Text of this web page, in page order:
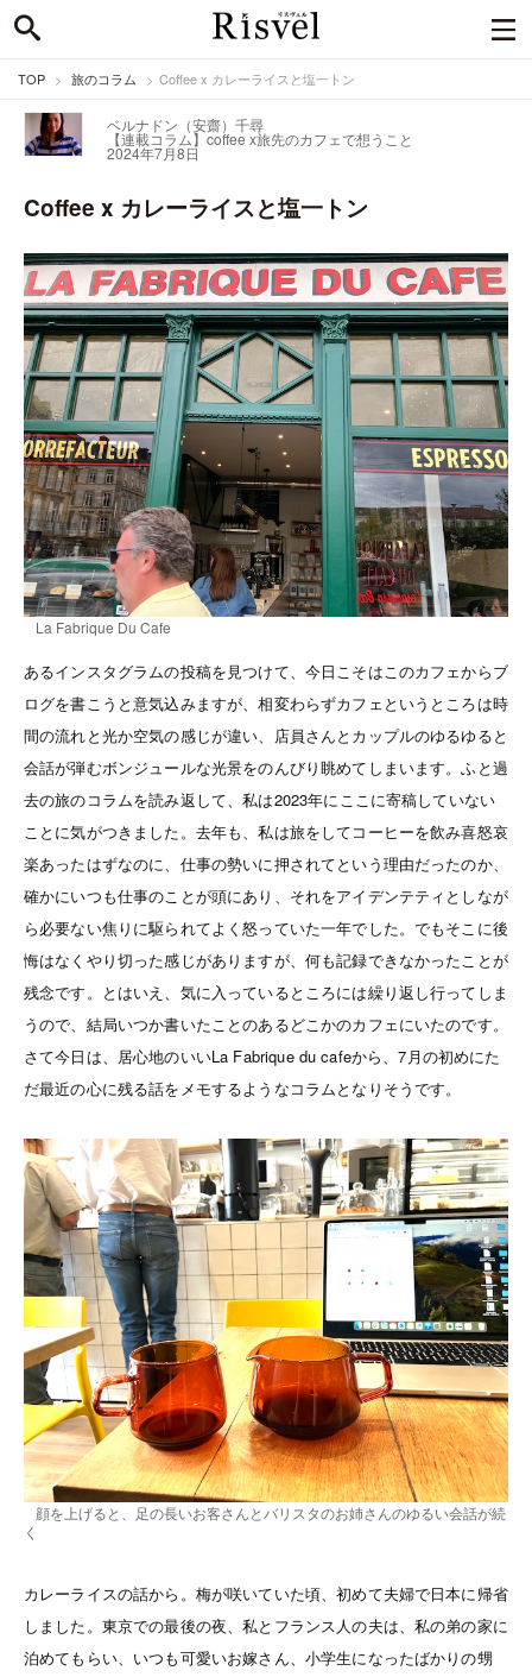
TOP 旅のコラム Coffee x カレーライスと塩一トン
ベルナドン（安齋）千尋
【連載コラム】coffee x旅先のカフェで想うこと
2024年7月8日
Coffee x カレーライスと塩一トン
La Fabrique Du Cafe
あるインスタグラムの投稿を見つけて、今日こそはこのカフェからブ
ログを書こうと意気込みますが、相変わらずカフェというところは時
間の流れと光か空気の感じが違い、店員さんとカップルのゆるゆると
会話が弾むボンジュールな光景をのんびり眺めてしまいます。ふと過
去の旅のコラムを読み返して、私は2023年にここに寄稿していない
ことに気がつきました。去年も、私は旅をしてコーヒーを飲み喜怒哀
楽あったはずなのに、仕事の勢いに押されてという理由だったのか、
確かにいつも仕事のことが頭にあり、それをアイデンテティとしなが
ら必要ない焦りに駆られてよく怒っていた一年でした。でもそこに後
悔はなくやり切った感じがありますが、 何も記録できなかったことが
残念です。 とはいえ、気に入っているところには繰り返し行ってしま
うので、結局いつか書いたことのあるどこかのカフェにいたのです。
さて今日は、 居心地のいいLa Fabrique du cafeから、7月の初めにた
だ最近の心に残る話をメモするようなコラムとなりそうです。
顔を上げると、足の長いお客さんとバリスタのお姉さんのゆるい会話が続
く
カレーライスの話から。 梅が咲いていた頃、初めて夫婦で日本に帰省
しました。東京での最後の夜、私とフランス人の夫は、私の弟の家に
泊めてもらい、いつも可愛いお嫁さん、小学生になったばかりの甥